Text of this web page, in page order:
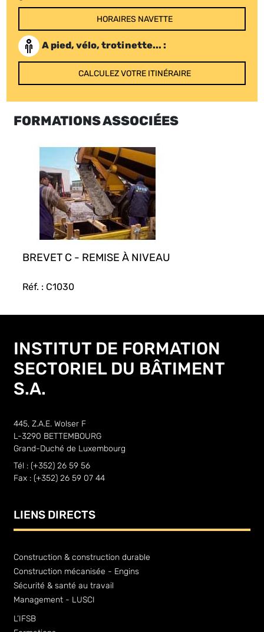
HORAIRES NAVETTE
A pied, vélo, trotinette... :
CALCULEZ VOTRE ITINÉRAIRE
FORMATIONS ASSOCIÉES
BREVET C - REMISE À NIVEAU
Réf. : C1030
INSTITUT DE FORMATION
SECTORIEL DU BÂTIMENT
S.A.
445, Z.A.E. Wolser F
L-3290 BETTEMBOURG
Grand-Duché de Luxembourg
Tél : (+352) 26 59 56
Fax : (+352) 26 59 07 44
LIENS DIRECTS
Construction & construction durable
Construction mécanisée - Engins
Sécurité & santé au travail
Management - LUSCI
L’IFSB